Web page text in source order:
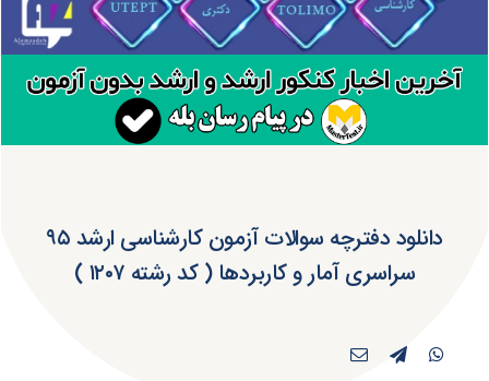
دانلود دفترچه سوالات آزمون کارشناسی ارشد ۹۵
سراسری آمار و کاربردها ( کد رشته ۱۲۰۷ )